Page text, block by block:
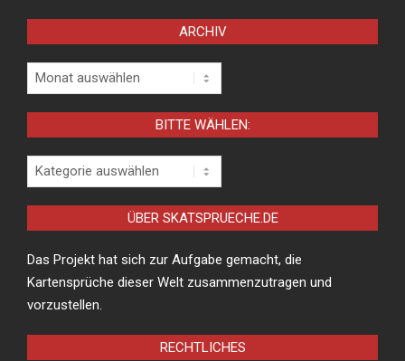
ARCHIV
Archiv
BITTE WÄHLEN:
Bitte
wählen:
ÜBER SKATSPRUECHE.DE
Das Projekt hat sich zur Aufgabe gemacht, die
Kartensprüche dieser Welt zusammenzutragen und
vorzustellen.
RECHTLICHES